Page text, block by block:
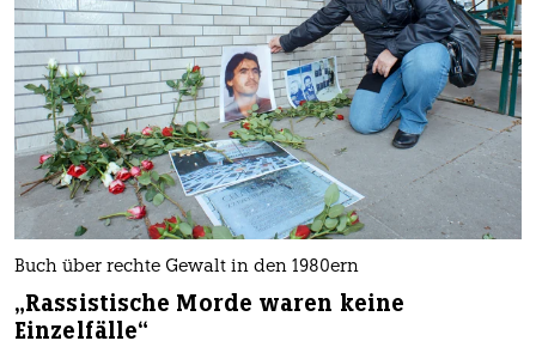
Buch über rechte Gewalt in den 1980ern
„Rassistische Morde waren keine
Einzelfälle“